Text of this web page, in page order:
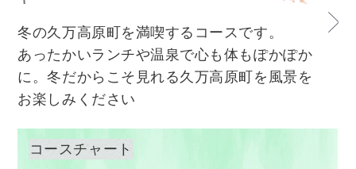
冬の久万高原町を満喫するコースです。
あったかいランチや温泉で心も体もぽかぽか
に。冬だからこそ見れる久万高原町を風景を
お楽しみください
コースチャート